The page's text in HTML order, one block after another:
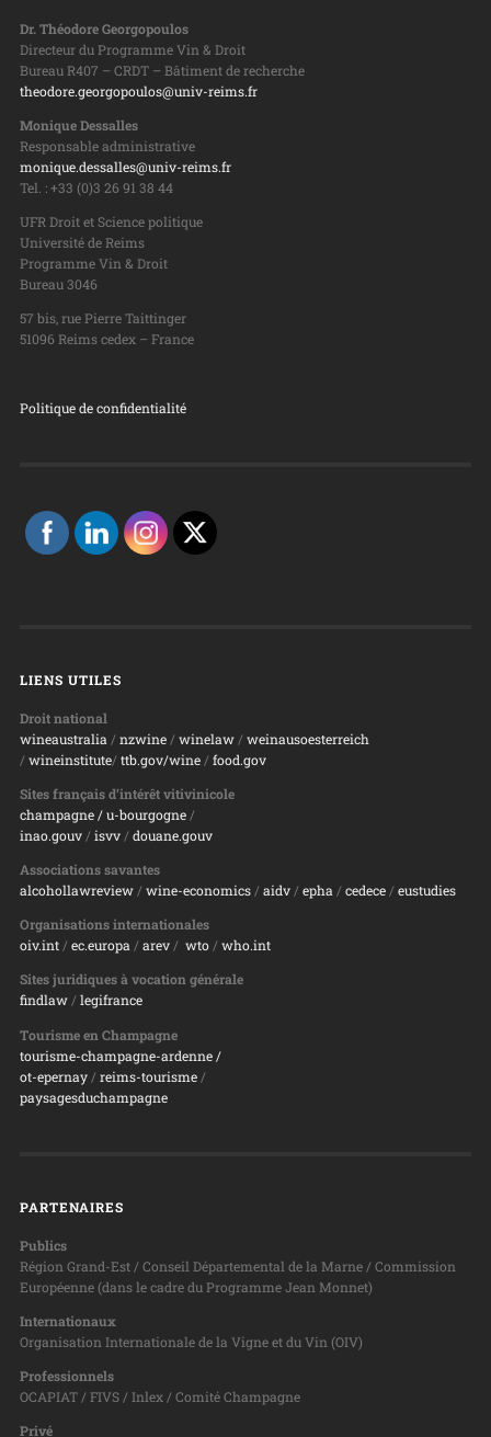
Dr. Théodore Georgopoulos
Directeur du Programme Vin & Droit
Bureau R407 – CRDT – Bâtiment de recherche
theodore.georgopoulos@univ-reims.fr
Monique Dessalles
Responsable administrative
monique.dessalles@univ-reims.fr
Tel. : +33 (0)3 26 91 38 44
UFR Droit et Science politique
Université de Reims
Programme Vin & Droit
Bureau 3046
57 bis, rue Pierre Taittinger
51096 Reims cedex – France
Politique de confidentialité
LIENS UTILES
Droit national
wineaustralia / nzwine/ winelaw/ weinausoesterreich
/ wineinstitute/ ttb.gov/wine/ food.gov
Sites français d’intérêt vitivinicole
champagne/ u-bourgogne/
inao.gouv/ isvv/ douane.gouv
Associations savantes
alcohollawreview/ wine-economics/ aidv/ epha / cedece/ eustudies
Organisations internationales
oiv.int/ ec.europa/ arev/ wto/ who.int
Sites juridiques à vocation générale
findlaw/ legifrance
Tourisme en Champagne
tourisme-champagne-ardenne /
ot-epernay/ reims-tourisme/
paysagesduchampagne
PARTENAIRES
Publics
Région Grand-Est / Conseil Départemental de la Marne / Commission
Européenne (dans le cadre du Programme Jean Monnet)
Internationaux
Organisation Internationale de la Vigne et du Vin (OIV)
Professionnels
OCAPIAT / FIVS / Inlex / Comité Champagne
Privé